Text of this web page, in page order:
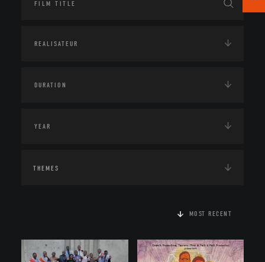
THEMES
MOST RECENT